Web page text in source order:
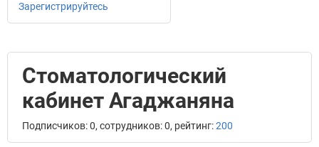
Зарегистрируйтесь
Стоматологический
кабинет Агаджаняна
Подписчиков: 0, сотрудников: 0, рейтинг:200